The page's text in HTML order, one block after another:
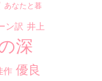
あなたと暮
ン訳 井上
深
作 優良